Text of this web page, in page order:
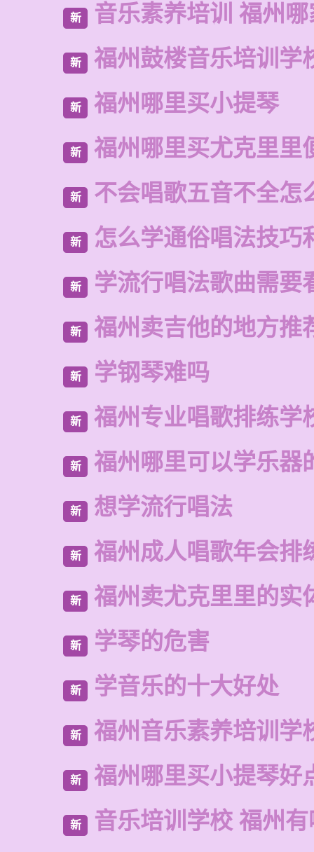
新 音乐素养培训 福州
新 福州鼓楼音乐培训学
新 福州哪里买小提琴
新 福州哪里买尤克里里
新 不会唱歌五音不全怎
新 怎么学通俗唱法技巧
新 学流行唱法歌曲需要
新 福州卖吉他的地方推
新 学钢琴难吗
新 福州专业唱歌排练学
新 福州哪里可以学乐器
新 想学流行唱法
新 福州成人唱歌年会排
新 福州卖尤克里里的实
新 学琴的危害
新 学音乐的十大好处
新 福州音乐素养培训学
新 福州哪里买小提琴好
新 音乐培训学校 福州